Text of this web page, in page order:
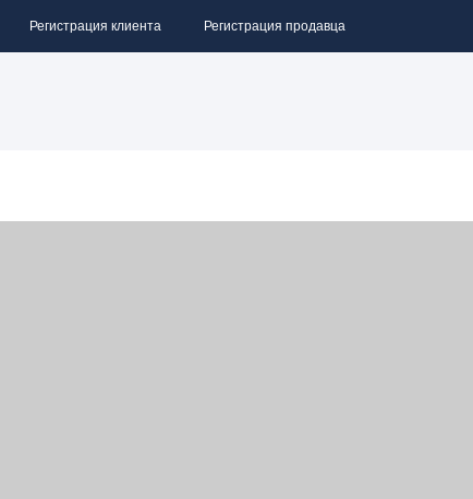
Регистрация клиента Регистрация продавца